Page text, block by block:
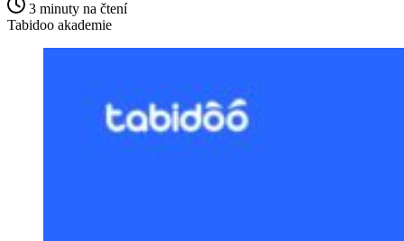
3 minuty na čtení
Tabidoo akademie